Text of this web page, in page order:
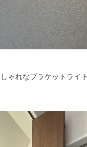
ゃれなブラケットライ